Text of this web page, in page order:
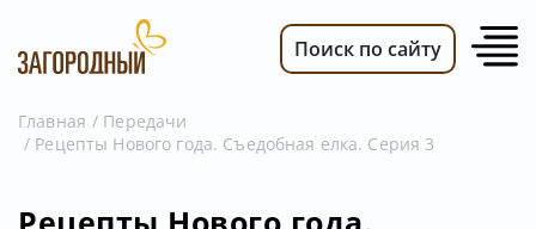
ВИДЕО
Поиск по сайту
Главная
Передачи
Рецепты Нового года. Съедобная елка. Серия 3